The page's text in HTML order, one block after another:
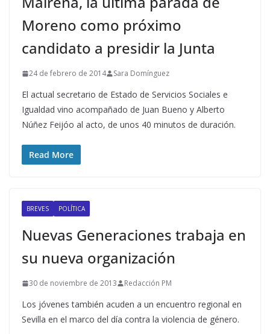
Moreno como próximo
candidato a presidir la Junta
24 de febrero de 2014 Sara Domínguez
El actual secretario de Estado de Servicios Sociales e
Igualdad vino acompañado de Juan Bueno y Alberto
Núñez Feijóo al acto, de unos 40 minutos de duración.
Read More
BREVES POLÍTICA
Nuevas Generaciones trabaja en
su nueva organización
30 de noviembre de 2013 Redacción PM
Los jóvenes también acuden a un encuentro regional en
Sevilla en el marco del día contra la violencia de género.